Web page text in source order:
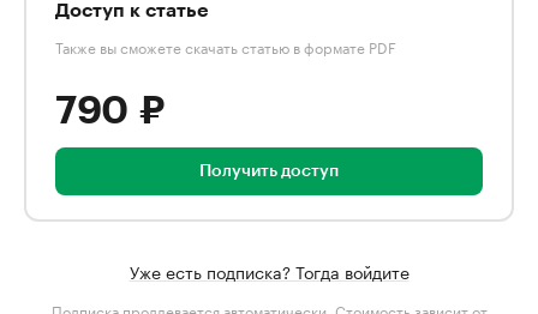
Доступ к статье
Также вы сможете скачать статью в формате PDF
790 ₽
Получить доступ
Уже есть подписка? Тогда войдите